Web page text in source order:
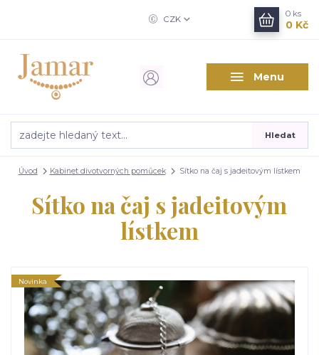
Menu
CZK
Hledat
0 ks
0 Kč
Úvod Kabinet divotvorných pomůcek Sítko na čaj s jadeitovým lístkem
Sítko na čaj s jadeitovým
lístkem
Novinka